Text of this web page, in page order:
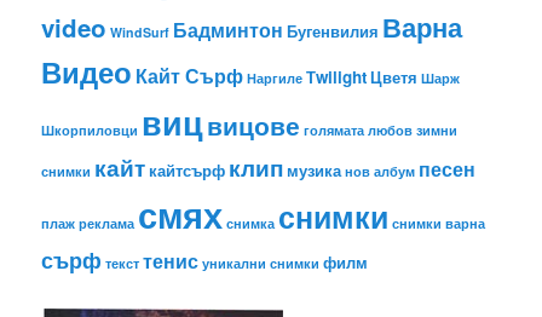
video WindSurf Бадминтон Бугенвилия Варна
Видео Кайт Сърф Наргиле ТwilightЦветя Шарж
Шкорпиловци вицвицове голямата любов зимни
снимки кайт кайтсърф клип музика нов албум песен
плаж реклама смях снимка снимки снимки варна
сърф текст тенис уникални снимки филм